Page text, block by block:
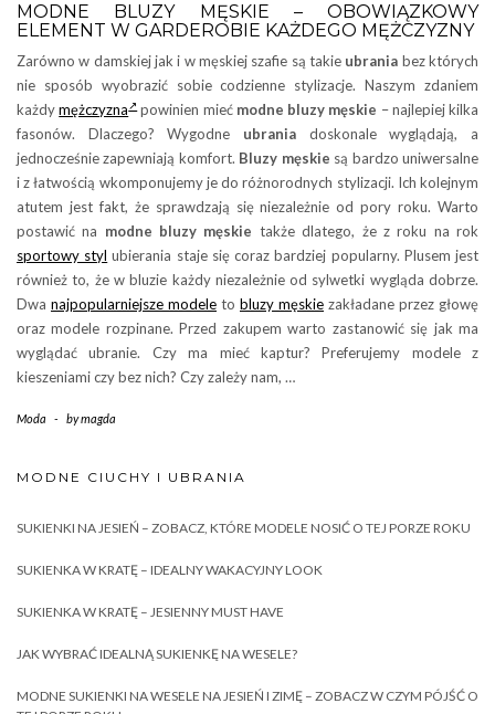
MODNE BLUZY MĘSKIE – OBOWIĄZKOWY
ELEMENT W GARDEROBIE KAŻDEGO MĘŻCZYZNY
Zarówno w damskiej jak i w męskiej szafie są takie ubrania bez których
nie sposób wyobrazić sobie codzienne stylizacje. Naszym zdaniem
każdymężczyzna powinien mieć modne bluzy męskie – najlepiej kilka
fasonów. Dlaczego? Wygodne ubrania doskonale wyglądają, a
jednocześnie zapewniają komfort. Bluzy męskie są bardzo uniwersalne
i z łatwością wkomponujemy je do różnorodnych stylizacji. Ich kolejnym
atutem jest fakt, że sprawdzają się niezależnie od pory roku. Warto
postawić na modne bluzy męskie także dlatego, że z roku na rok
sportowy styl ubierania staje się coraz bardziej popularny. Plusem jest
również to, że w bluzie każdy niezależnie od sylwetki wygląda dobrze.
Dwa najpopularniejsze modele to bluzy męskie zakładane przez głowę
oraz modele rozpinane. Przed zakupem warto zastanowić się jak ma
wyglądać ubranie. Czy ma mieć kaptur? Preferujemy modele z
kieszeniami czy bez nich? Czy zależy nam, …
Moda - bymagda
MODNE CIUCHY I UBRANIA
SUKIENKI NA JESIEŃ – ZOBACZ, KTÓRE MODELE NOSIĆ O TEJ PORZE ROKU
SUKIENKA W KRATĘ – IDEALNY WAKACYJNY LOOK
SUKIENKA W KRATĘ – JESIENNY MUST HAVE
JAK WYBRAĆ IDEALNĄ SUKIENKĘ NA WESELE?
MODNE SUKIENKI NA WESELE NA JESIEŃ I ZIMĘ – ZOBACZ W CZYM PÓJŚĆ O